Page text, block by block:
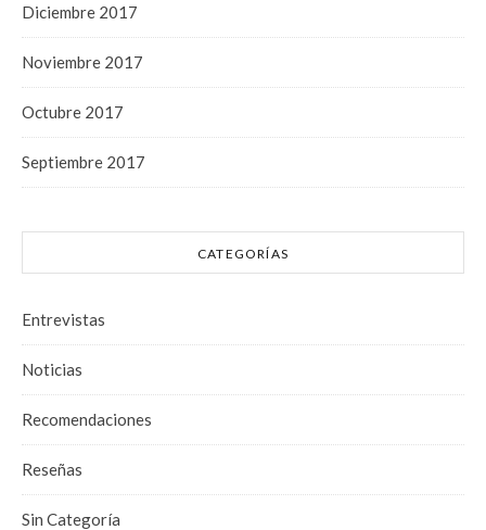
Diciembre 2017
Noviembre 2017
Octubre 2017
Septiembre 2017
CATEGORÍAS
Entrevistas
Noticias
Recomendaciones
Reseñas
Sin Categoría